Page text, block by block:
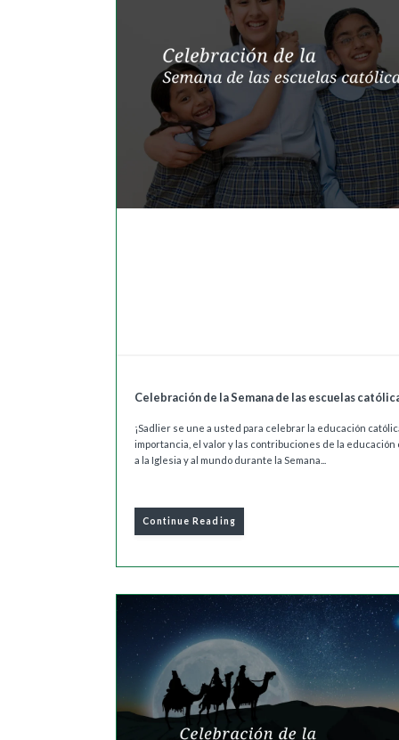
Celebración de la Semana de las escuelas
¡Sadlier se une a usted para celebrar la educación
importancia, el valor y las contribuciones de la educación
a la Iglesia y al mundo durante la Semana...
Continue Reading